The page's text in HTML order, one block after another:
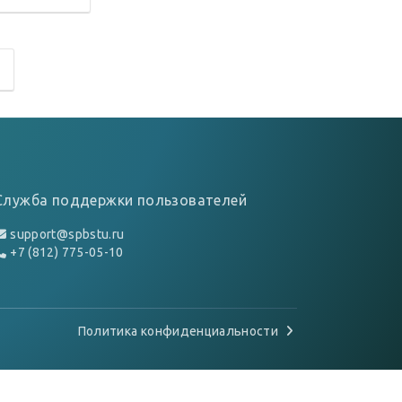
поддержки пользователей
support@spbstu.ru
+7 (812) 775-05-10
Политика конфиденциальности